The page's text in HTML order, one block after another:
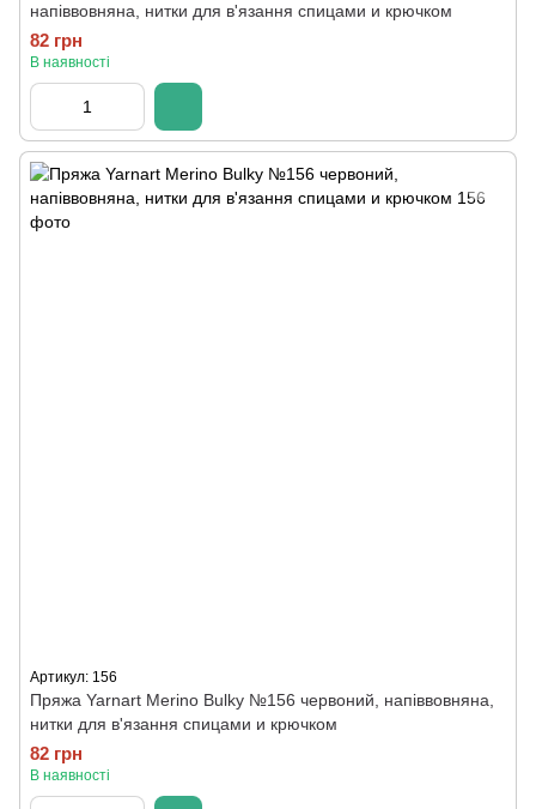
напіввовняна, нитки для в'язання спицами и крючком
82 грн
В наявності
Артикул: 156
Пряжа Yarnart Merino Bulky №156 червоний, напіввовняна,
нитки для в'язання спицами и крючком
82 грн
В наявності